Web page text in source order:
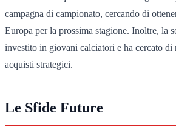
campagna di campionato, cercando di
Europa per la prossima stagione. Inoltre, la
investito in giovani calciatori e ha cercato di
acquisti strategici.
Le Sfide Future